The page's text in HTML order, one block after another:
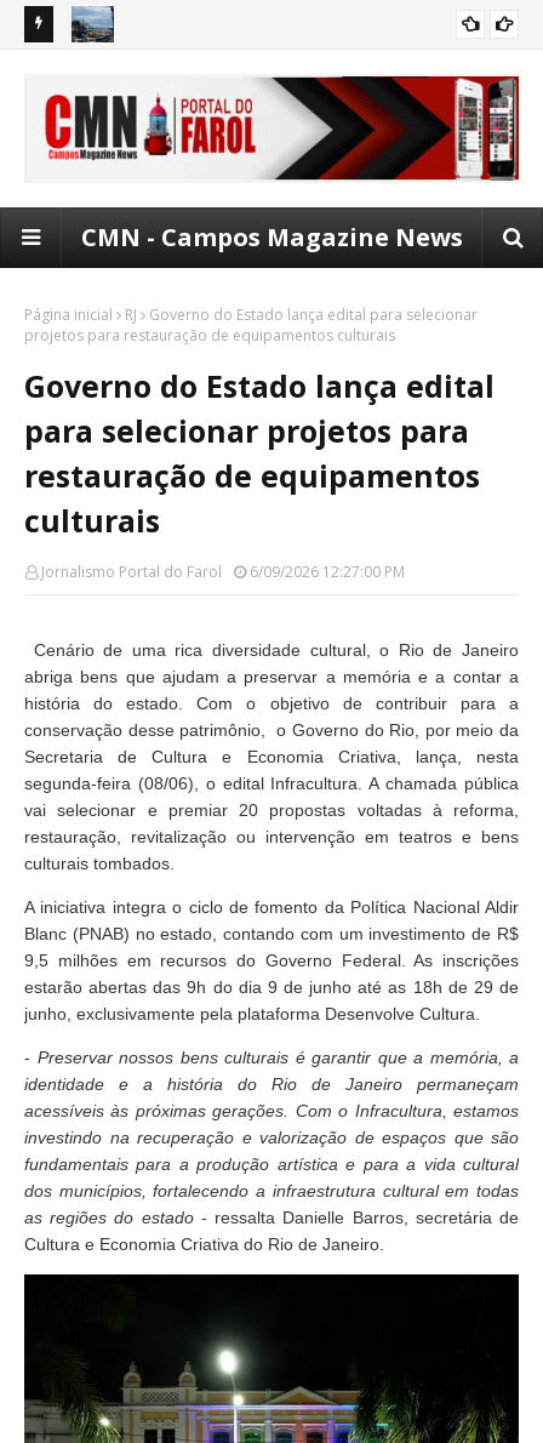
FAROL: Dia dos pais com entretenimento no 'Vem Pro
de agostoCONSUMIDOR
CMN - Campos Magazine News
Página inicial RJ
Governo do Estado lança edital para selecionar
projetos para restauração de equipamentos culturais
Governo do Estado lança edital
para selecionar projetos para
restauração de equipamentos
culturais
Jornalismo Portal do Farol 6/09/2026 12:27:00 PM
Cenário de uma rica diversidade cultural, o Rio de Janeiro
abriga bens que ajudam a preservar a memória e a contar a
história do estado. Com o objetivo de contribuir para a
conservação desse patrimônio, o Governo do Rio, por meio da
Secretaria de Cultura e Economia Criativa, lança, nesta
segunda-feira (08/06), o edital Infracultura. A chamada pública
vai selecionar e premiar 20 propostas voltadas à reforma,
restauração, revitalização ou intervenção em teatros e bens
culturais tombados.
A iniciativa integra o ciclo de fomento da Política Nacional Aldir
Blanc (PNAB) no estado, contando com um investimento de R$
9,5 milhões em recursos do Governo Federal. As inscrições
estarão abertas das 9h do dia 9 de junho até as 18h de 29 de
junho, exclusivamente pela plataforma Desenvolve Cultura.
- Preservar nossos bens culturais é garantir que a memória, a
identidade e a história do Rio de Janeiro permaneçam
acessíveis às próximas gerações. Com o Infracultura, estamos
investindo na recuperação e valorização de espaços que são
fundamentais para a produção artística e para a vida cultural
dos municípios, fortalecendo a infraestrutura cultural em todas
as regiões do estado - ressalta Danielle Barros, secretária de
Cultura e Economia Criativa do Rio de Janeiro.